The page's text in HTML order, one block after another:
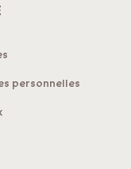
personnelles